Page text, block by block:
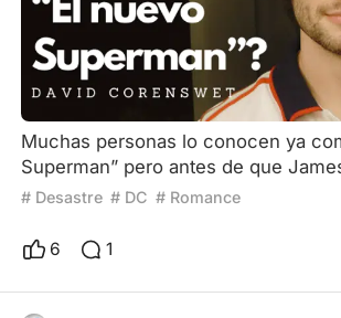
Muchas personas lo conocen ya
Superman” pero antes de que
eligiera para dar vida a su versión
demostrando su talento. Todo el
Kent pero para eso, aún falta
# Desastre # DC # Romance
6 1